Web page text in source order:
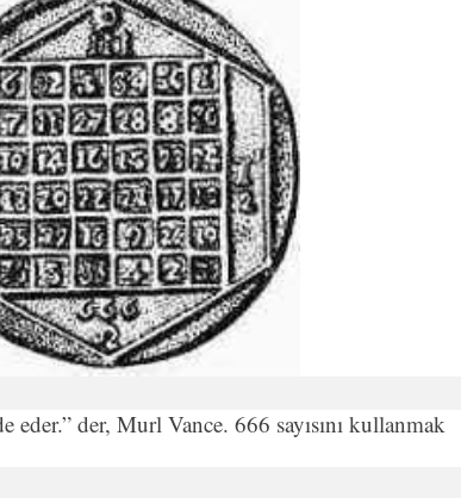
eder.” der, Murl Vance. 666 sayısını kullanmak